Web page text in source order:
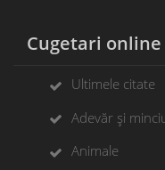
Cugetari online
Ultimele citate
Adevăr și
Animale